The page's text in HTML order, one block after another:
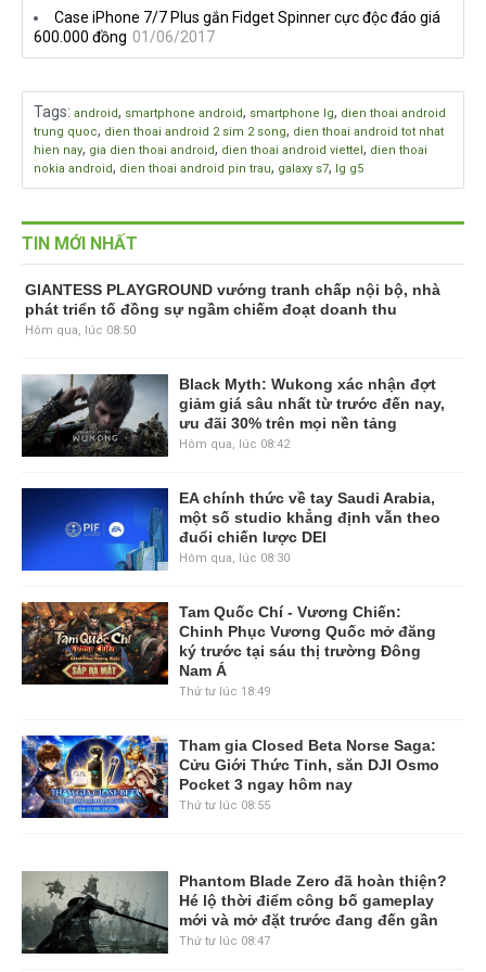
Case iPhone 7/7 Plus gắn Fidget Spinner cực độc đáo giá
600.000 đồng 01/06/2017
Tags: android, smartphone android, smartphone lg, dien thoai android
trung quoc, dien thoai android 2 sim 2 song, dien thoai android tot nhat
hien nay, gia dien thoai android, dien thoai android viettel, dien thoai
nokia android, dien thoai android pin trau, galaxy s7, lg g5
TIN MỚI NHẤT
GIANTESS PLAYGROUND vướng tranh chấp nội bộ, nhà
phát triển tố đồng sự ngầm chiếm đoạt doanh thu
Hôm qua, lúc 08:50
Black Myth: Wukong xác nhận đợt
giảm giá sâu nhất từ trước đến nay,
ưu đãi 30% trên mọi nền tảng
Hôm qua, lúc 08:42
EA chính thức về tay Saudi Arabia,
một số studio khẳng định vẫn theo
đuổi chiến lược DEI
Hôm qua, lúc 08:30
Tam Quốc Chí - Vương Chiến:
Chinh Phục Vương Quốc mở đăng
ký trước tại sáu thị trường Đông
Nam Á
Thứ tư lúc 18:49
Tham gia Closed Beta Norse Saga:
Cửu Giới Thức Tỉnh, săn DJI Osmo
Pocket 3 ngay hôm nay
Thứ tư lúc 08:55
Phantom Blade Zero đã hoàn thiện?
Hé lộ thời điểm công bố gameplay
mới và mở đặt trước đang đến gần
Thứ tư lúc 08:47